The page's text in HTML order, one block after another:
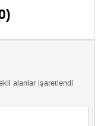
alanlar işaretlendi